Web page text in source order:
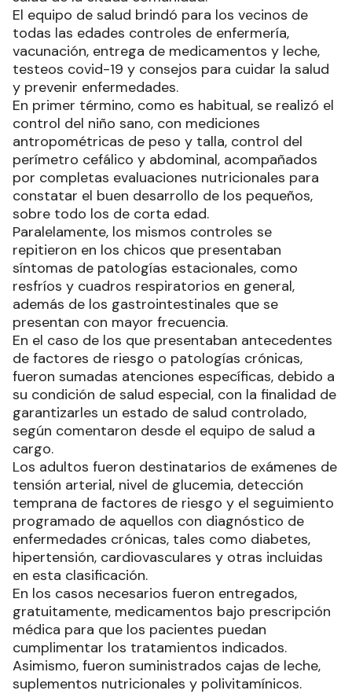
El equipo de salud brindó para los vecinos de
todas las edades controles de enfermería,
vacunación, entrega de medicamentos y leche,
testeos covid-19 y consejos para cuidar la salud
y prevenir enfermedades.
En primer término, como es habitual, se realizó el
control del niño sano, con mediciones
antropométricas de peso y talla, control del
perímetro cefálico y abdominal, acompañados
por completas evaluaciones nutricionales para
constatar el buen desarrollo de los pequeños,
sobre todo los de corta edad.
Paralelamente, los mismos controles se
repitieron en los chicos que presentaban
síntomas de patologías estacionales, como
resfríos y cuadros respiratorios en general,
además de los gastrointestinales que se
presentan con mayor frecuencia.
En el caso de los que presentaban antecedentes
de factores de riesgo o patologías crónicas,
fueron sumadas atenciones específicas, debido a
su condición de salud especial, con la finalidad de
garantizarles un estado de salud controlado,
según comentaron desde el equipo de salud a
cargo.
Los adultos fueron destinatarios de exámenes de
tensión arterial, nivel de glucemia, detección
temprana de factores de riesgo y el seguimiento
programado de aquellos con diagnóstico de
enfermedades crónicas, tales como diabetes,
hipertensión, cardiovasculares y otras incluidas
en esta clasificación.
En los casos necesarios fueron entregados,
gratuitamente, medicamentos bajo prescripción
médica para que los pacientes puedan
cumplimentar los tratamientos indicados.
Asimismo, fueron suministrados cajas de leche,
suplementos nutricionales y polivitamínicos.